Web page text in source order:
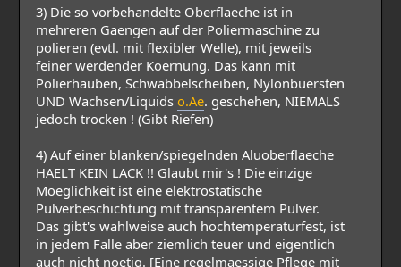
3) Die so vorbehandelte Oberflaeche ist in
mehreren Gaengen auf der Poliermaschine zu
polieren (evtl. mit flexibler Welle), mit jeweils
feiner werdender Koernung. Das kann mit
Polierhauben, Schwabbelscheiben, Nylonbuersten
UND Wachsen/Liquids o.Ae. geschehen, NIEMALS
jedoch trocken ! (Gibt Riefen)
4) Auf einer blanken/spiegelnden Aluoberflaeche
HAELT KEIN LACK !! Glaubt mir's ! Die einzige
Moeglichkeit ist eine elektrostatische
Pulverbeschichtung mit transparentem Pulver.
Das gibt's wahlweise auch hochtemperaturfest, ist
in jedem Falle aber ziemlich teuer und eigentlich
auch nicht noetig. [Eine regelmaessige Pflege mit